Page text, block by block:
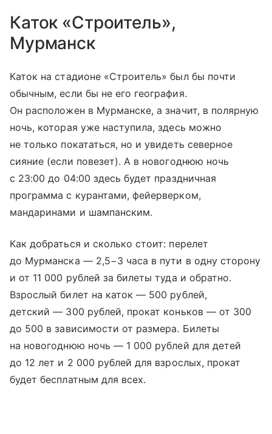
Каток «Строитель»,
Мурманск
Каток на стадионе «Строитель» был бы почти
обычным, если бы не его география.
Он расположен в Мурманске, а значит, в полярную
ночь, которая уже наступила, здесь можно
не только покататься, но и увидеть северное
сияние (если повезет). А в новогоднюю ночь
с 23:00 до 04:00 здесь будет праздничная
программа с курантами, фейерверком,
мандаринами и шампанским.
Как добраться и сколько стоит: перелет
до Мурманска — 2,5−3 часа в пути в одну сторону
и от 11 000 рублей за билеты туда и обратно.
Взрослый билет на каток — 500 рублей,
детский — 300 рублей, прокат коньков — от 300
до 500 в зависимости от размера. Билеты
на новогоднюю ночь — 1 000 рублей для детей
до 12 лет и 2 000 рублей для взрослых, прокат
будет бесплатным для всех.